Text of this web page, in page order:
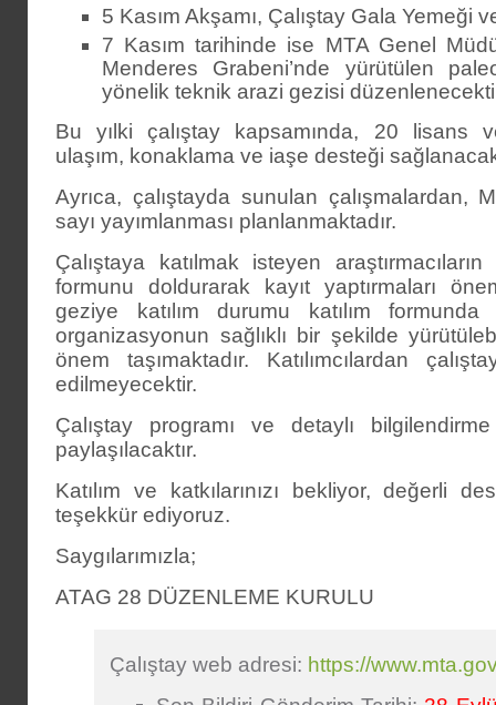
5 Kasım Akşamı, Çalıştay Gala Yemeği
7 Kasım tarihinde ise MTA Genel
Menderes Grabeni’nde yürütülen
yönelik teknik arazi gezisi
Bu yılki çalıştay kapsamında, 20 lisans
ulaşım, konaklama ve iaşe desteği
Ayrıca, çalıştayda sunulan çalışmalardan,
sayı yayımlanması planlanmaktadır.
Çalıştaya katılmak isteyen
formunu doldurarak kayıt yaptırmaları
geziye katılım durumu katılım
organizasyonun sağlıklı bir şekilde
önem taşımaktadır. Katılımcılardan
edilmeyecektir.
Çalıştay programı ve detaylı
paylaşılacaktır.
Katılım ve katkılarınızı bekliyor, değerli
teşekkür ediyoruz.
Saygılarımızla;
ATAG 28 DÜZENLEME KURULU
Çalıştay web adresi: https://